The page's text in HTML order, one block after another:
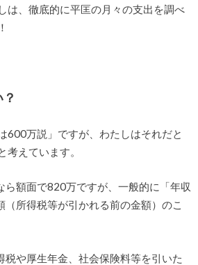
は、徹底的に平匡の月々の支出を調べ
600万説」ですが、わたしはそれだと
考えています。
ら額面で820万ですが、一般的に「年収
所得税等が引かれる前の金額）のこ
や厚生年金、社会保険料等を引いた